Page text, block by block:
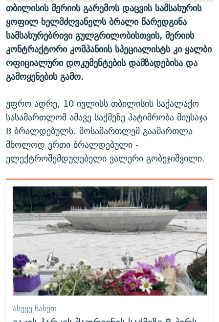
თბილისის მერიის გარემოს დაცვის სამსახურის
ყოფილ ხელმძღვანელს ბრალი წარედგინა
სამსახურებრივი გულგრილობისთვის, მერიის
კონტრაქტორი კომპანიის სპეციალისტს კი ყალბი
ოფიციალური დოკუმენტების დამზადებისა და
გამოყენების გამო.
უფრო ადრე, 10 ივლისს თბილისის საქალაქო
სასამართლომ ამავე საქმეზე პატიმრობა მიუსაჯა
8 ბრალდებულს. მოსამართლემ გაამართლა
მხოლოდ ერთი ბრალდებული -
ელექტროშემდუღებელი ვალერი გობეჯიშვილი.
ᲐᲡᲔᲕᲔ ᲜᲐᲮᲔᲗ